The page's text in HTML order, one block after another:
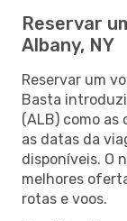
Reservar
Albany, NY
Reservar um
Basta
(ALB) como
as datas da
disponíveis. O
melhores
rotas e voos.